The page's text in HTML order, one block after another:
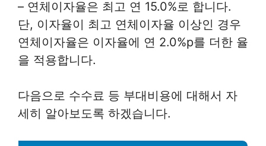
– 연체이자율은 최고 연 15.0%로 합니다.
단, 이자율이 최고 연체이자율 이상인 경우
연체이자율은 이자율에 연 2.0%p를 더한 율
을 적용합니다.
다음으로 수수료 등 부대비용에 대해서 자
세히 알아보도록 하겠습니다.